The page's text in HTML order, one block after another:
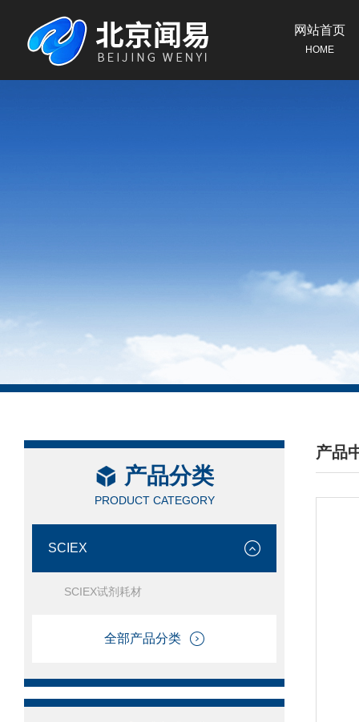
网站首页
HOME
产品分类
PRODUCT CATEGORY
SCIEX
SCIEX试剂耗材
全部产品分类
产品
/